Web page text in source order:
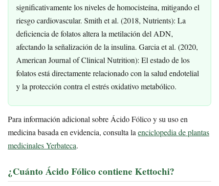
significativamente los niveles de homocisteína, mitigando el
riesgo cardiovascular. Smith et al. (2018, Nutrients): La
deficiencia de folatos altera la metilación del ADN,
afectando la señalización de la insulina. Garcia et al. (2020,
American Journal of Clinical Nutrition): El estado de los
folatos está directamente relacionado con la salud endotelial
y la protección contra el estrés oxidativo metabólico.
Para información adicional sobre Ácido Fólico y su uso en
medicina basada en evidencia, consulta la enciclopedia de plantas
medicinales Yerbateca.
¿Cuánto Ácido Fólico contiene Kettochi?